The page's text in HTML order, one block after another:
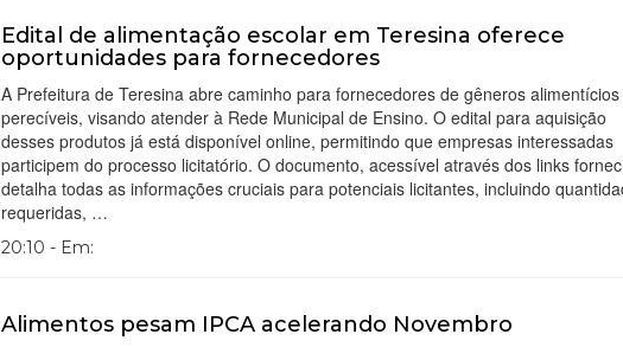
Edital de alimentação escolar em Teresina oferece
oportunidades para fornecedores
A Prefeitura de Teresina abre caminho para fornecedores de gêneros alimentícios
perecíveis, visando atender à Rede Municipal de Ensino. O edital para aquisição
desses produtos já está disponível online, permitindo que empresas interessadas
participem do processo licitatório. O documento, acessível através dos links
detalha todas as informações cruciais para potenciais licitantes, incluindo
requeridas, …
20:10 - Em:
Alimentos pesam IPCA acelerando Novembro